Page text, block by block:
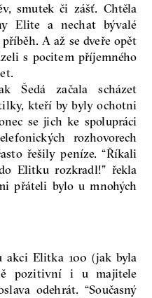
smutek či zášť. Chtěla
Elite a nechat bývalé
A až se dveře opět
s pocitem příjemného
Šedá začala scházet
kteří by byly ochotni
se jich ke spolupráci
rozhovorech
řešily peníze. “Říkali
Elitku rozkradl!” řekla
přáteli bylo u mnohých
akci Elitka 100 (jak byla
pozitivní i u majitele
odehrát. “Současný